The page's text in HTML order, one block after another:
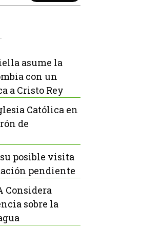
asume la
con un
a Cristo Rey
Católica en
de
posible visita
pendiente
Considera
sobre la